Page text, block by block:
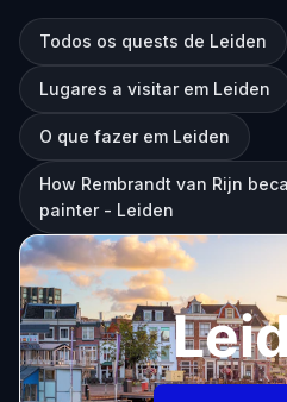
Todos os quests de Leiden
Lugares a visitar em Leiden
O que fazer em Leiden
How Rembrandt van Rijn
painter - Leiden